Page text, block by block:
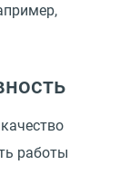
работы